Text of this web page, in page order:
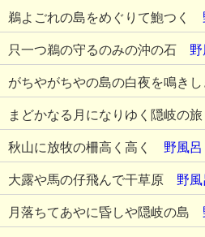
鵜よごれの島をめぐりて鮑つく
只一つ鵜の守るのみの沖の石 野
がちやがちやの島の白夜を鳴き
まどかなる月になりゆく隠岐の
秋山に放牧の柵高く高く 野風呂
大露や馬の仔飛んで干草原 野風
月落ちてあやに昏しや隠岐の島